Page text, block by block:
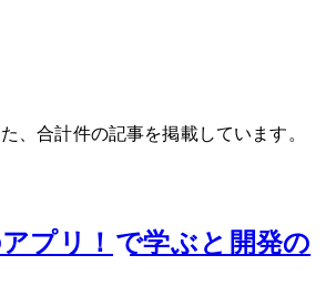
れた、合計 1 件の記事を掲載しています。
I/O 2024で学ぶGemini 1.5とAndroid開発の